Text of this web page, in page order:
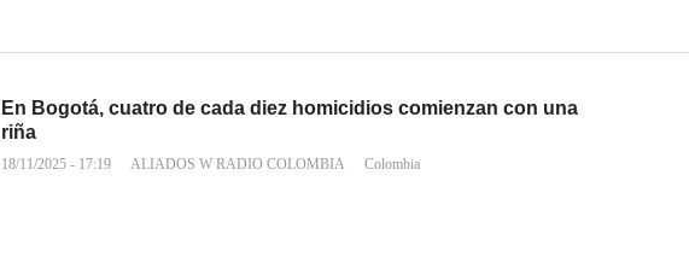
En Bogotá, cuatro de cada diez homicidios comienzan con una
riña
18/11/2025 - 17:19 ALIADOS W RADIO COLOMBIA Colombia